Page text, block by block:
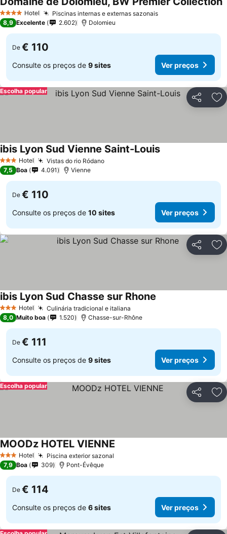
4 EstrelasHotel Piscinas internas e externas sazonaisVer preços
8,9 Excelente 2.602 Dolomieu
De € 110
Consulte os preços de 9 sites Ver preços
Partilhar
Escolha popular
3 EstrelasHotel Vistas do rio RódanoVer preços
ibis Lyon Sud Vienne Saint-LouisVer preços
7,5 Boa 4.091 Vienne
De € 110
Consulte os preços de 10 sites Ver preços
Partilhar
3 EstrelasHotel Culinária tradicional e italiana
ibis Lyon Sud Chasse sur Rhone
8,0 Muito boa 1.520 Chasse-sur-Rhône
De € 111
Consulte os preços de 9 sites Ver preços
Partilhar
Escolha popular
3 EstrelasHotel Piscina exterior sazonal
MOODz HOTEL VIENNE
7,9 Boa 309 Pont-Évêque
De € 114
Consulte os preços de 6 sites Ver preços